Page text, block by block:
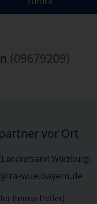
(09679209)
vor Ort
Würzburg)
wue.bayern.de
(Immo Heller)